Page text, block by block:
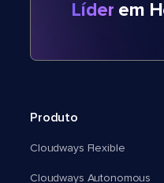
Líder em
Produto
Cloudways Flexible
Cloudways Autonomous